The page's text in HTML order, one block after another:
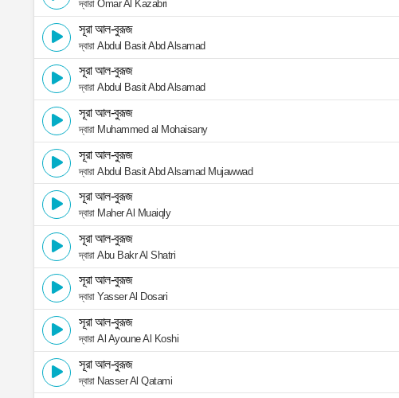
দ্বারা Omar Al Kazabri
সূরা আল-বুরূজ
দ্বারা Abdul Basit Abd Alsamad
সূরা আল-বুরূজ
দ্বারা Abdul Basit Abd Alsamad
সূরা আল-বুরূজ
দ্বারা Muhammed al Mohaisany
সূরা আল-বুরূজ
দ্বারা Abdul Basit Abd Alsamad Mujawwad
সূরা আল-বুরূজ
দ্বারা Maher Al Muaiqly
সূরা আল-বুরূজ
দ্বারা Abu Bakr Al Shatri
সূরা আল-বুরূজ
দ্বারা Yasser Al Dosari
সূরা আল-বুরূজ
দ্বারা Al Ayoune Al Koshi
সূরা আল-বুরূজ
দ্বারা Nasser Al Qatami